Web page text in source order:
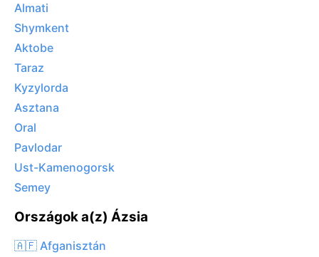
Almati
Shymkent
Aktobe
Taraz
Kyzylorda
Asztana
Oral
Pavlodar
Ust-Kamenogorsk
Semey
Országok a(z) Ázsia
🇦🇫 Afganisztán